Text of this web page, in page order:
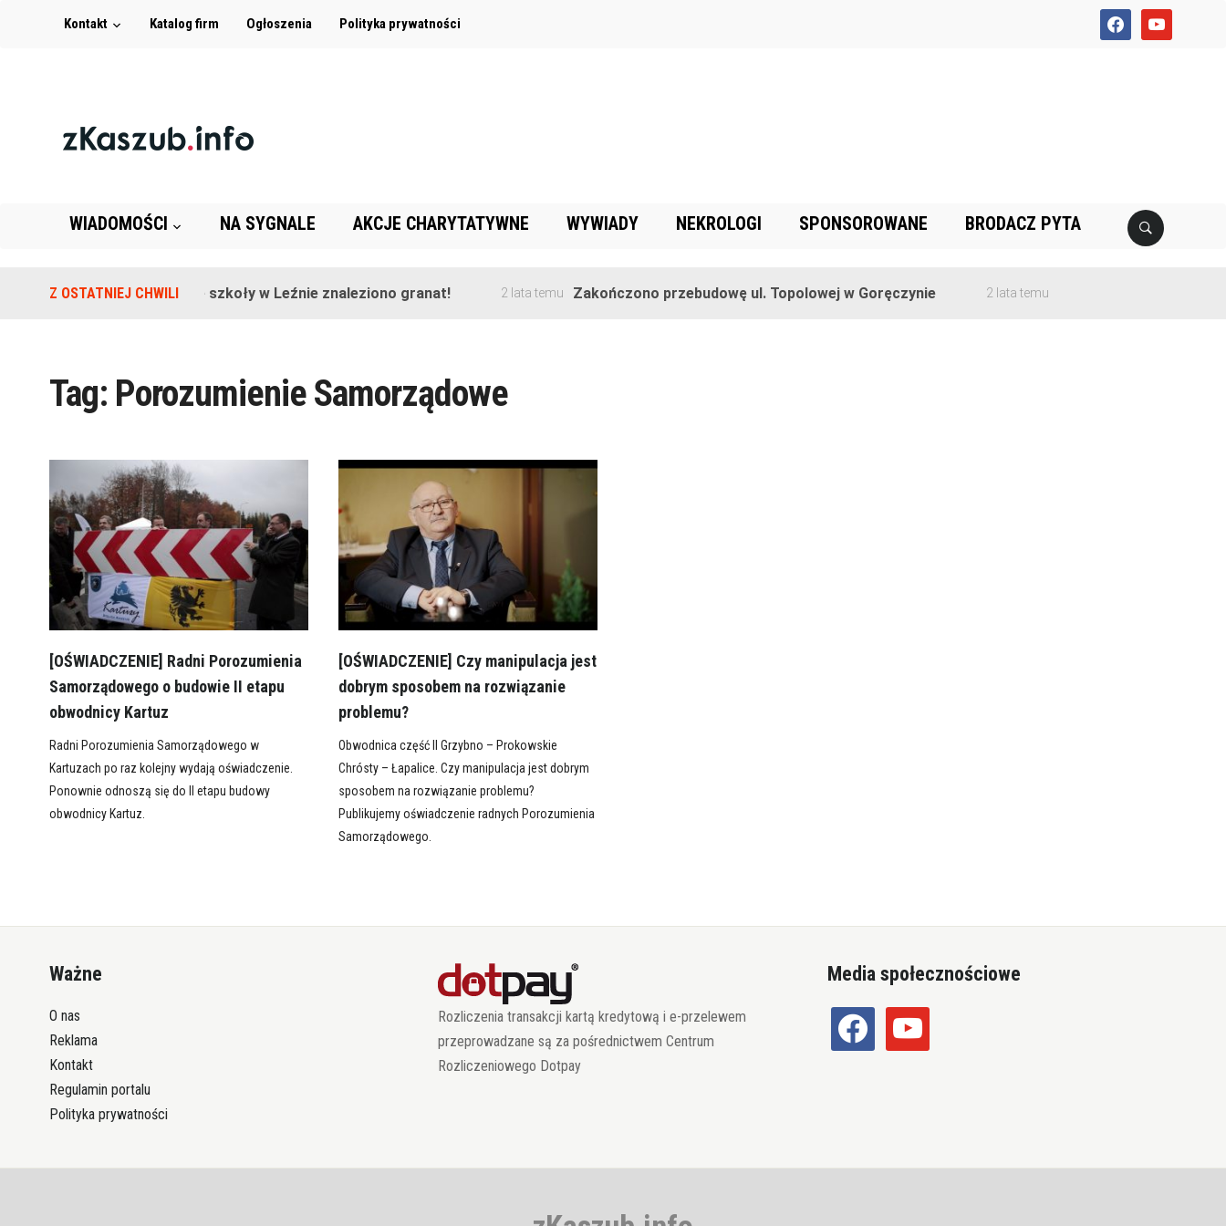
facebookyoutube
Kontakt Katalog firm Ogłoszenia Polityka prywatności
WIADOMOŚCI NA SYGNALE AKCJE CHARYTATYWNE WYWIADY NEKROLOGI SPONSOROWANE BRODACZ PYTA
Z OSTATNIEJ CHWILINa terenie szkoły w Leźnie znaleziono granat! 2 lata temu Zakończono przebudowę ul. Topolowej w Goręczynie 2 lata temu
Tag: Porozumienie Samorządowe
[OŚWIADCZENIE] Radni Porozumienia
Samorządowego o budowie II etapu
obwodnicy Kartuz
Radni Porozumienia Samorządowego w
Kartuzach po raz kolejny wydają oświadczenie.
Ponownie odnoszą się do II etapu budowy
obwodnicy Kartuz.
[OŚWIADCZENIE] Czy manipulacja jest
dobrym sposobem na rozwiązanie
problemu?
Obwodnica część II Grzybno – Prokowskie
Chrósty – Łapalice. Czy manipulacja jest dobrym
sposobem na rozwiązanie problemu?
Publikujemy oświadczenie radnych Porozumienia
Samorządowego.
Ważne
O nas
Reklama
Kontakt
Regulamin portalu
Polityka prywatności
Rozliczenia transakcji kartą kredytową i e-przelewem
przeprowadzane są za pośrednictwem Centrum
Rozliczeniowego Dotpay
Media społecznościowe
facebook youtube